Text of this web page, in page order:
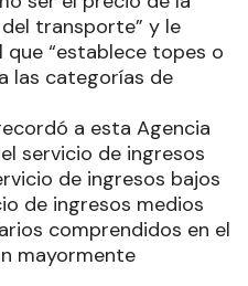
transporte” y le
“establece topes o
las categorías de
a esta Agencia
servicio de ingresos
de ingresos bajos
de ingresos medios
comprendidos en el
mayormente